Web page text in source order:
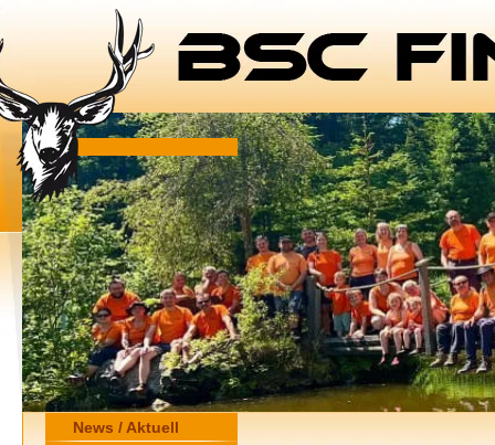
News / Aktuell